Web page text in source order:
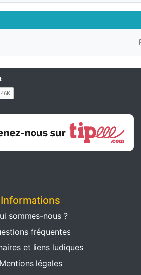
Informations
sommes-nous ?
fréquentes
et liens ludiques
Mentions légales